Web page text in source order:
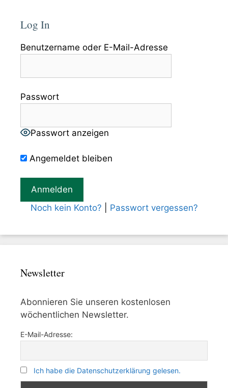
Log In
Benutzername oder E-Mail-Adresse
Passwort
Passwort anzeigen
Angemeldet bleiben
Noch kein Konto? Passwort vergessen?
Newsletter
Abonnieren Sie unseren kostenlosen
wöchentlichen Newsletter.
E-Mail-Adresse:
Ich habe die Datenschutzerklärung gelesen.